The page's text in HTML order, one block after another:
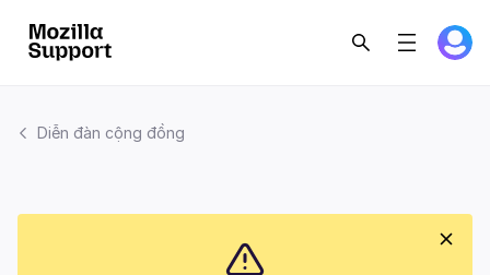
Diễn đàn cộng đồng